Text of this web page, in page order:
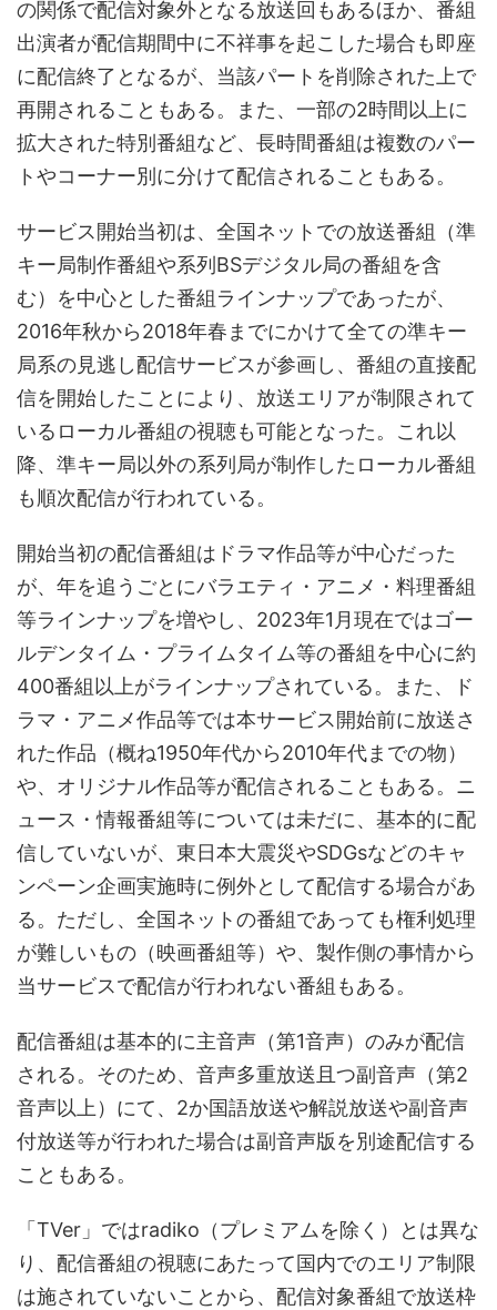
の関係で配信対象外となる放送回もあるほか、番組
出演者が配信期間中に不祥事を起こした場合も即座
に配信終了となるが、当該パートを削除された上で
再開されることもある。また、一部の2時間以上に
拡大された特別番組など、長時間番組は複数のパー
トやコーナー別に分けて配信されることもある。
サービス開始当初は、全国ネットでの放送番組（準
キー局制作番組や系列BSデジタル局の番組を含
む）を中心とした番組ラインナップであったが、
2016年秋から2018年春までにかけて全ての準キー
局系の見逃し配信サービスが参画し、番組の直接配
信を開始したことにより、放送エリアが制限されて
いるローカル番組の視聴も可能となった。これ以
降、準キー局以外の系列局が制作したローカル番組
も順次配信が行われている。
開始当初の配信番組はドラマ作品等が中心だった
が、年を追うごとにバラエティ・アニメ・料理番組
等ラインナップを増やし、2023年1月現在ではゴー
ルデンタイム・プライムタイム等の番組を中心に約
400番組以上がラインナップされている。また、ド
ラマ・アニメ作品等では本サービス開始前に放送さ
れた作品（概ね1950年代から2010年代までの物）
や、オリジナル作品等が配信されることもある。ニ
ュース・情報番組等については未だに、基本的に配
信していないが、東日本大震災やSDGsなどのキャ
ンペーン企画実施時に例外として配信する場合があ
る。ただし、全国ネットの番組であっても権利処理
が難しいもの（映画番組等）や、製作側の事情から
当サービスで配信が行われない番組もある。
配信番組は基本的に主音声（第1音声）のみが配信
される。そのため、音声多重放送且つ副音声（第2
音声以上）にて、2か国語放送や解説放送や副音声
付放送等が行われた場合は副音声版を別途配信する
こともある。
「TVer」ではradiko（プレミアムを除く）とは異な
り、配信番組の視聴にあたって国内でのエリア制限
は施されていないことから、配信対象番組で放送枠